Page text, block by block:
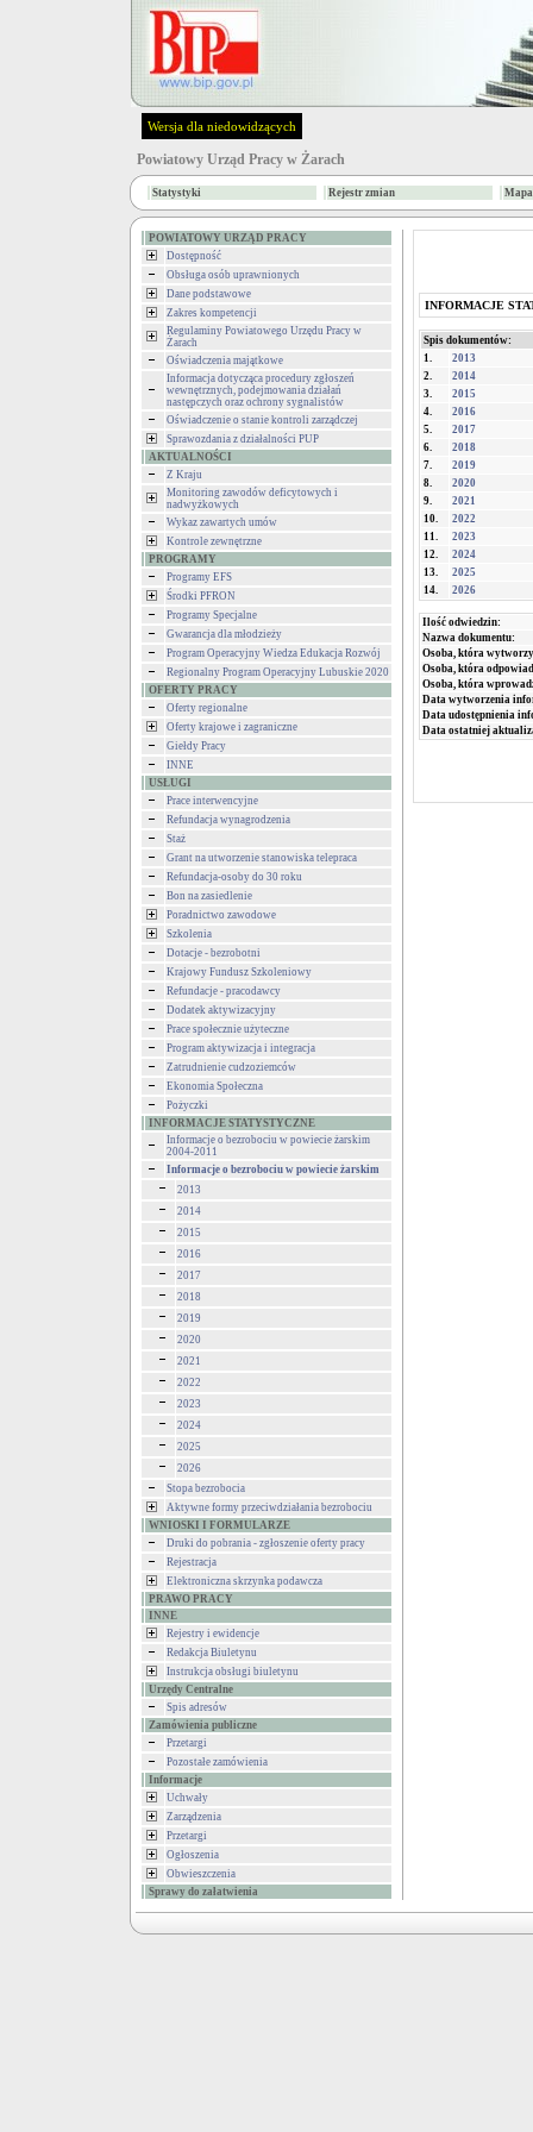
Wersja dla niedowidzących
Powiatowy Urząd Pracy w Żarach
Statystyki Rejestr zmian
POWIATOWY URZĄD PRACY
Dostępność
Obsługa osób uprawnionych
Dane podstawowe
Zakres kompetencji
Regulaminy Powiatowego Urzędu Pracy w
Żarach
Oświadczenia majątkowe
Informacja dotycząca procedury zgłoszeń
wewnętrznych, podejmowania działań
następczych oraz ochrony sygnalistów
Oświadczenie o stanie kontroli zarządczej
Sprawozdania z działalności PUP
AKTUALNOŚCI
Z Kraju
Monitoring zawodów deficytowych i
nadwyżkowych
Wykaz zawartych umów
Kontrole zewnętrzne
PROGRAMY
Programy EFS
Środki PFRON
Programy Specjalne
Gwarancja dla młodzieży
Program Operacyjny Wiedza Edukacja Rozwój
Regionalny Program Operacyjny Lubuskie 2020
OFERTY PRACY
Oferty regionalne
Oferty krajowe i zagraniczne
Giełdy Pracy
INNE
USŁUGI
Prace interwencyjne
Refundacja wynagrodzenia
Staż
Grant na utworzenie stanowiska telepraca
Refundacja-osoby do 30 roku
Bon na zasiedlenie
Poradnictwo zawodowe
Szkolenia
Dotacje - bezrobotni
Krajowy Fundusz Szkoleniowy
Refundacje - pracodawcy
Dodatek aktywizacyjny
Prace społecznie użyteczne
Program aktywizacja i integracja
Zatrudnienie cudzoziemców
Ekonomia Społeczna
Pożyczki
INFORMACJE STATYSTYCZNE
Informacje o bezrobociu w powiecie żarskim
2004-2011
Informacje o bezrobociu w powiecie żarskim
2013
2014
2015
2016
2017
2018
2019
2020
2021
2022
2023
2024
2025
2026
Stopa bezrobocia
Aktywne formy przeciwdziałania bezrobociu
WNIOSKI I FORMULARZE
Druki do pobrania - zgłoszenie oferty pracy
Rejestracja
Elektroniczna skrzynka podawcza
PRAWO PRACY
INNE
Rejestry i ewidencje
Redakcja Biuletynu
Instrukcja obsługi biuletynu
Urzędy Centralne
Spis adresów
Zamówienia publiczne
Przetargi
Pozostałe zamówienia
Informacje
Uchwały
Zarządzenia
Przetargi
Ogłoszenia
Obwieszczenia
Sprawy do załatwienia
INFORMACJE
Spis dokumentów:
1.
2013
2.
2014
3.
2015
4.
2016
5.
2017
6.
2018
7.
2019
8.
2020
9.
2021
10.
2022
11.
2023
12.
2024
13.
2025
14.
2026
Ilość odwiedzin:
Nazwa dokumentu:
Osoba, która
Osoba, która
Osoba, która
Data wytworzenia
Data udostępnienia
Data ostatniej